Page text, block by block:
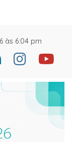
às 6:04 pm